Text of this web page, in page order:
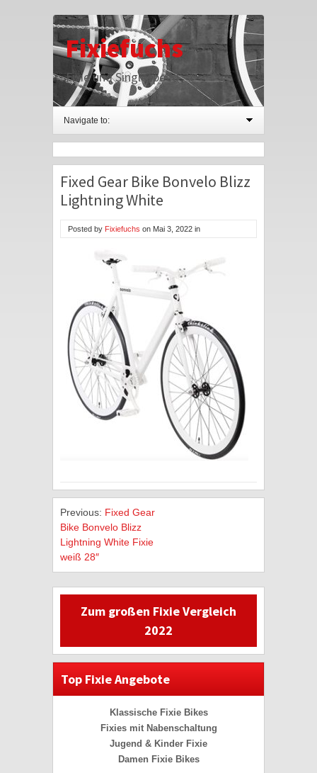
Fixiefuchs
Fixie und Singlespeed
Navigate to:
Fixed Gear Bike Bonvelo Blizz
Lightning White
Posted by Fixiefuchs on Mai 3, 2022 in
Previous: Fixed Gear
Bike Bonvelo Blizz
Lightning White Fixie
weiß 28″
Zum großen Fixie Vergleich
2022
Top Fixie Angebote
Klassische Fixie Bikes
Fixies mit Nabenschaltung
Jugend & Kinder Fixie
Damen Fixie Bikes